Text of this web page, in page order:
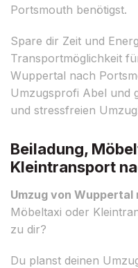
Portsmouth benötigst.
Spare dir Zeit und
Transportmöglichkeit
Wuppertal nach
Umzugsprofi Abel und
und stressfreien
Beiladung,
Kleintransport
Umzug von
Möbeltaxi oder
zu dir?
Du planst deinen